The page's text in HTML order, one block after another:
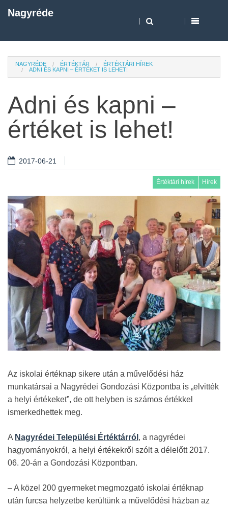
Nagyréde
NAGYRÉDE ÉRTÉKTÁR
ÉRTÉKTÁRI HÍREK
ADNI ÉS KAPNI – ÉRTÉKET IS LEHET!
Adni és kapni –
értéket is lehet!
2017-06-21
Értéktári hírek Hírek
Az iskolai értéknap sikere után a művelődési ház
munkatársai a Nagyrédei Gondozási Központba is „elvitték
a helyi értékeket”, de ott helyben is számos értékkel
ismerkedhettek meg.
A Nagyrédei Települési Értéktárról , a nagyrédei
hagyományokról, a helyi értékekről szólt a délelőtt 2017.
06. 20-án a Gondozási Központban.
– A közel 200 gyermeket megmozgató iskolai értéknap
után furcsa helyzetbe kerültünk a művelődési házban az